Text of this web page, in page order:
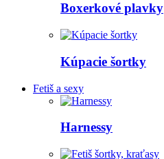
Boxerkové plavky
Kúpacie šortky
Fetiš a sexy
Harnessy